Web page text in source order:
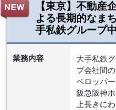
【東京】不動産
よる長期的なま
手私鉄グループ
業務内容
大手私鉄
プ会社間
ベロッパ
阪急阪神
上長きに